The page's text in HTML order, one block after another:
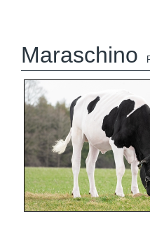
Maraschino